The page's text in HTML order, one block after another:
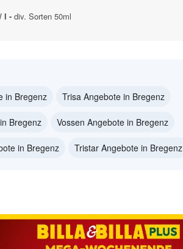
l - div. Sorten 50ml
in Bregenz Trisa Angebote in Bregenz
Bregenz Vossen Angebote in Bregenz
in Bregenz Tristar Angebote in Bregenz